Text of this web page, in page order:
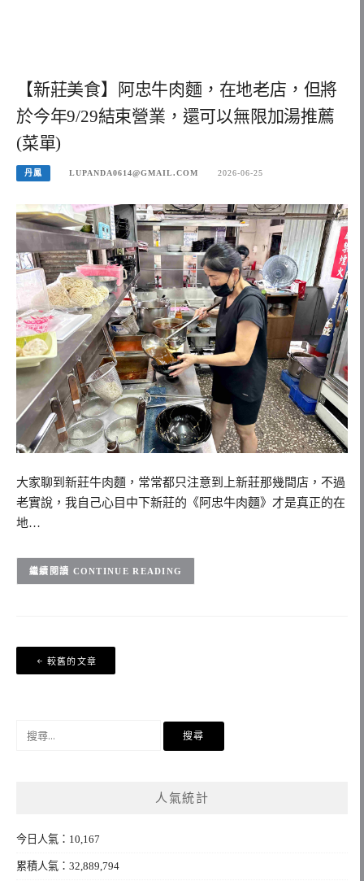
【新莊美食】阿忠牛肉麵，在地老店，但將
於今年9/29結束營業，還可以無限加湯推薦
(菜單)
丹鳳 LUPANDA0614@GMAIL.COM 2026-06-25
大家聊到新莊牛肉麵，常常都只注意到上新莊那幾間店，不過
老實說，我自己心目中下新莊的《阿忠牛肉麵》才是真正的在
地…
CONTINUE READING
文
章
覽
較舊的文章
人氣統計
今日人氣：10,167
累積人氣：32,889,794